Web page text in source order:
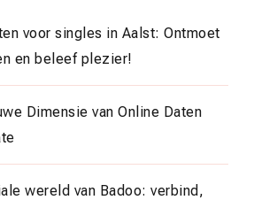
voor singles in Aalst: Ontmoet
en beleef plezier!
Dimensie van Online Daten
wereld van Badoo: verbind,